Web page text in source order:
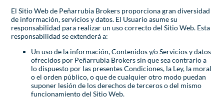
El Sitio Web de Peñarrubia Brokers proporciona gran diversidad
de información, servicios y datos. El Usuario asume su
responsabilidad para realizar un uso correcto del Sitio Web. Esta
responsabilidad se extenderá a:
Un uso de la información, Contenidos y/o Servicios y datos
ofrecidos por Peñarrubia Brokers sin que sea contrario a
lo dispuesto por las presentes Condiciones, la Ley, la moral
o el orden público, o que de cualquier otro modo puedan
suponer lesión de los derechos de terceros o del mismo
funcionamiento del Sitio Web.